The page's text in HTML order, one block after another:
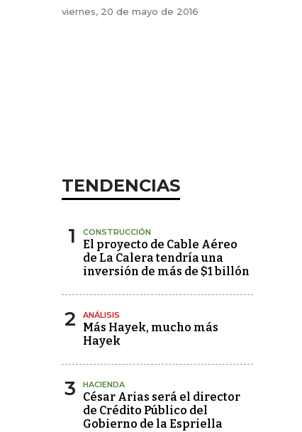
viernes, 20 de mayo de 2016
TENDENCIAS
1 CONSTRUCCIÓN
El proyecto de Cable Aéreo
de La Calera tendría una
inversión de más de $1 billón
2 ANÁLISIS
Más Hayek, mucho más
Hayek
3 HACIENDA
César Arias será el director
de Crédito Público del
Gobierno de la Espriella